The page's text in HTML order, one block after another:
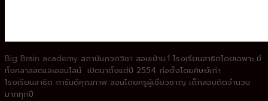
Big Brain academy สถาบันกวดวิชา สอบเข้าม.1 โรงเรียนสาธิตโดยเฉพาะ มี
ทั้งคลาสสดและออนไลน์ เปิดมาตั้งแต่ปี 2554 ก่อตั้งโดยศิษย์เก่า
โรงเรียนสาธิต การันตีคุณภาพ สอนโดยครูผู้เชี่ยวชาญ เด็กสอบติดจำนวน
มากทุกปี